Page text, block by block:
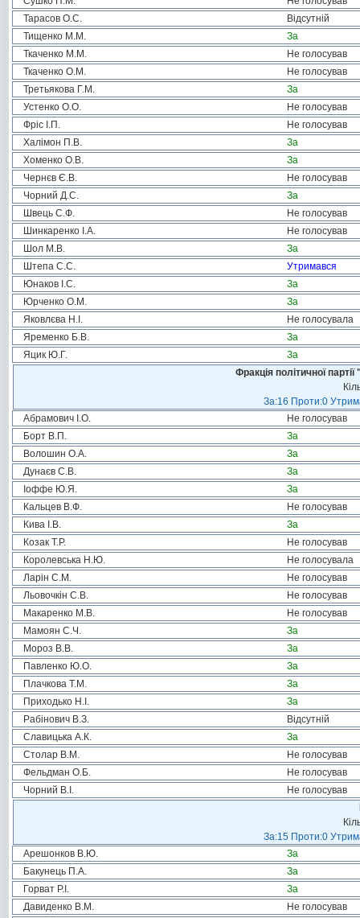
Тарасов О.С.
Відсутній
Тищенко М.М.
За
Ткаченко М.М.
Не голосував
Ткаченко О.М.
Не голосував
Третьякова Г.М.
За
Устенко О.О.
Не голосував
Фріс І.П.
Не голосував
Халімон П.В.
За
Хоменко О.В.
За
Чернєв Є.В.
Не голосував
Чорний Д.С.
За
Швець С.Ф.
Не голосував
Шинкаренко І.А.
Не голосував
Шол М.В.
За
Штепа С.С.
Утримався
Юнаков І.С.
За
Юрченко О.М.
За
Яковлєва Н.І.
Не голосувала
Яременко Б.В.
За
Яцик Ю.Г.
За
Фракція політичної
За:16 Проти:0
Абрамович І.О.
Не голосував
Борт В.П.
За
Волошин О.А.
За
Дунаєв С.В.
За
Іоффе Ю.Я.
За
Кальцев В.Ф.
Не голосував
Кива І.В.
За
Козак Т.Р.
Не голосував
Королевська Н.Ю.
Не голосувала
Ларін С.М.
Не голосував
Льовочкін С.В.
Не голосував
Макаренко М.В.
Не голосував
Мамоян С.Ч.
За
Мороз В.В.
За
Павленко Ю.О.
За
Плачкова Т.М.
За
Приходько Н.І.
За
Рабінович В.З.
Відсутній
Славицька А.К.
За
Столар В.М.
Не голосував
Фельдман О.Б.
Не голосував
Чорний В.І.
Не голосував
За:15 Проти:0
Арешонков В.Ю.
За
Бакунець П.А.
За
Горват Р.І.
За
Давиденко В.М.
Не голосував